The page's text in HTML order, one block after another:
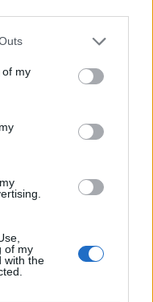
of my
of my
with the
τους,